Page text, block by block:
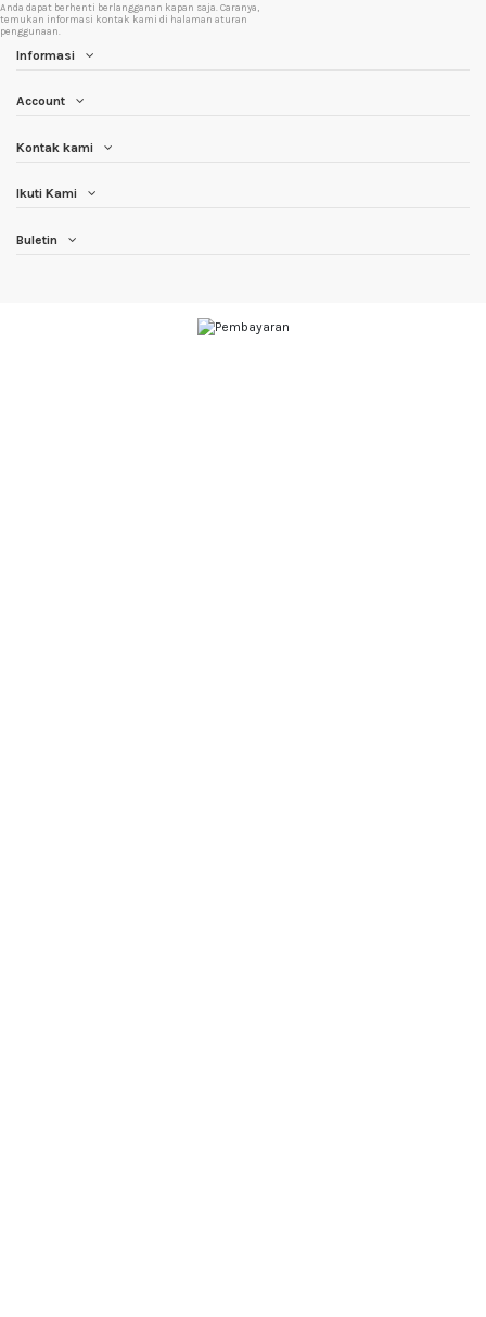
Anda dapat berhenti berlangganan kapan saja. Caranya,
temukan informasi kontak kami di halaman aturan
penggunaan.
Informasi
Account
Kontak kami
Ikuti Kami
Buletin